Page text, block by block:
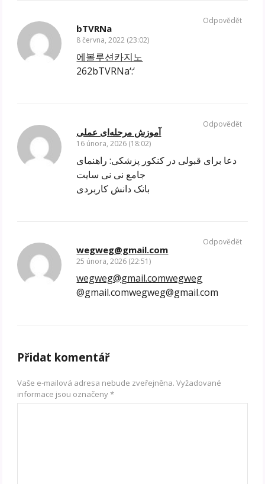
bTVRNa
8 června, 2022 (23:02)
에볼루션카지노
262bTVRNa‘:‘
Odpovědět
آموزش مرحله‌ای عملی
16 února, 2026 (18:02)
دعا برای قبولی در کنکور پزشکی: راهنمای
جامع نی نی سایت
بانک دانش کاربردی
Odpovědět
wegweg@gmail.com
25 února, 2026 (22:51)
wegweg@gmail.comwegweg
@gmail.comwegweg@gmail.com
Odpovědět
Přidat komentář
Vaše e-mailová adresa nebude zveřejněna. Vyžadované
informace jsou označeny*